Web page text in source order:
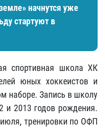
начнутся уже
стартуют в
спортивная школа ХК
юных хоккеистов и
наборе. Запись в школу
и 2013 годов рождения.
тренировки по ОФП